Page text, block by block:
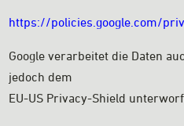
https://policies.google.com/
Google verarbeitet die Daten
jedoch dem
EU-US Privacy-Shield